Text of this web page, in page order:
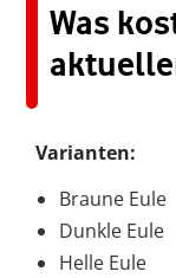
Was
Varianten:
Braune Eule
Dunkle Eule
Helle Eule